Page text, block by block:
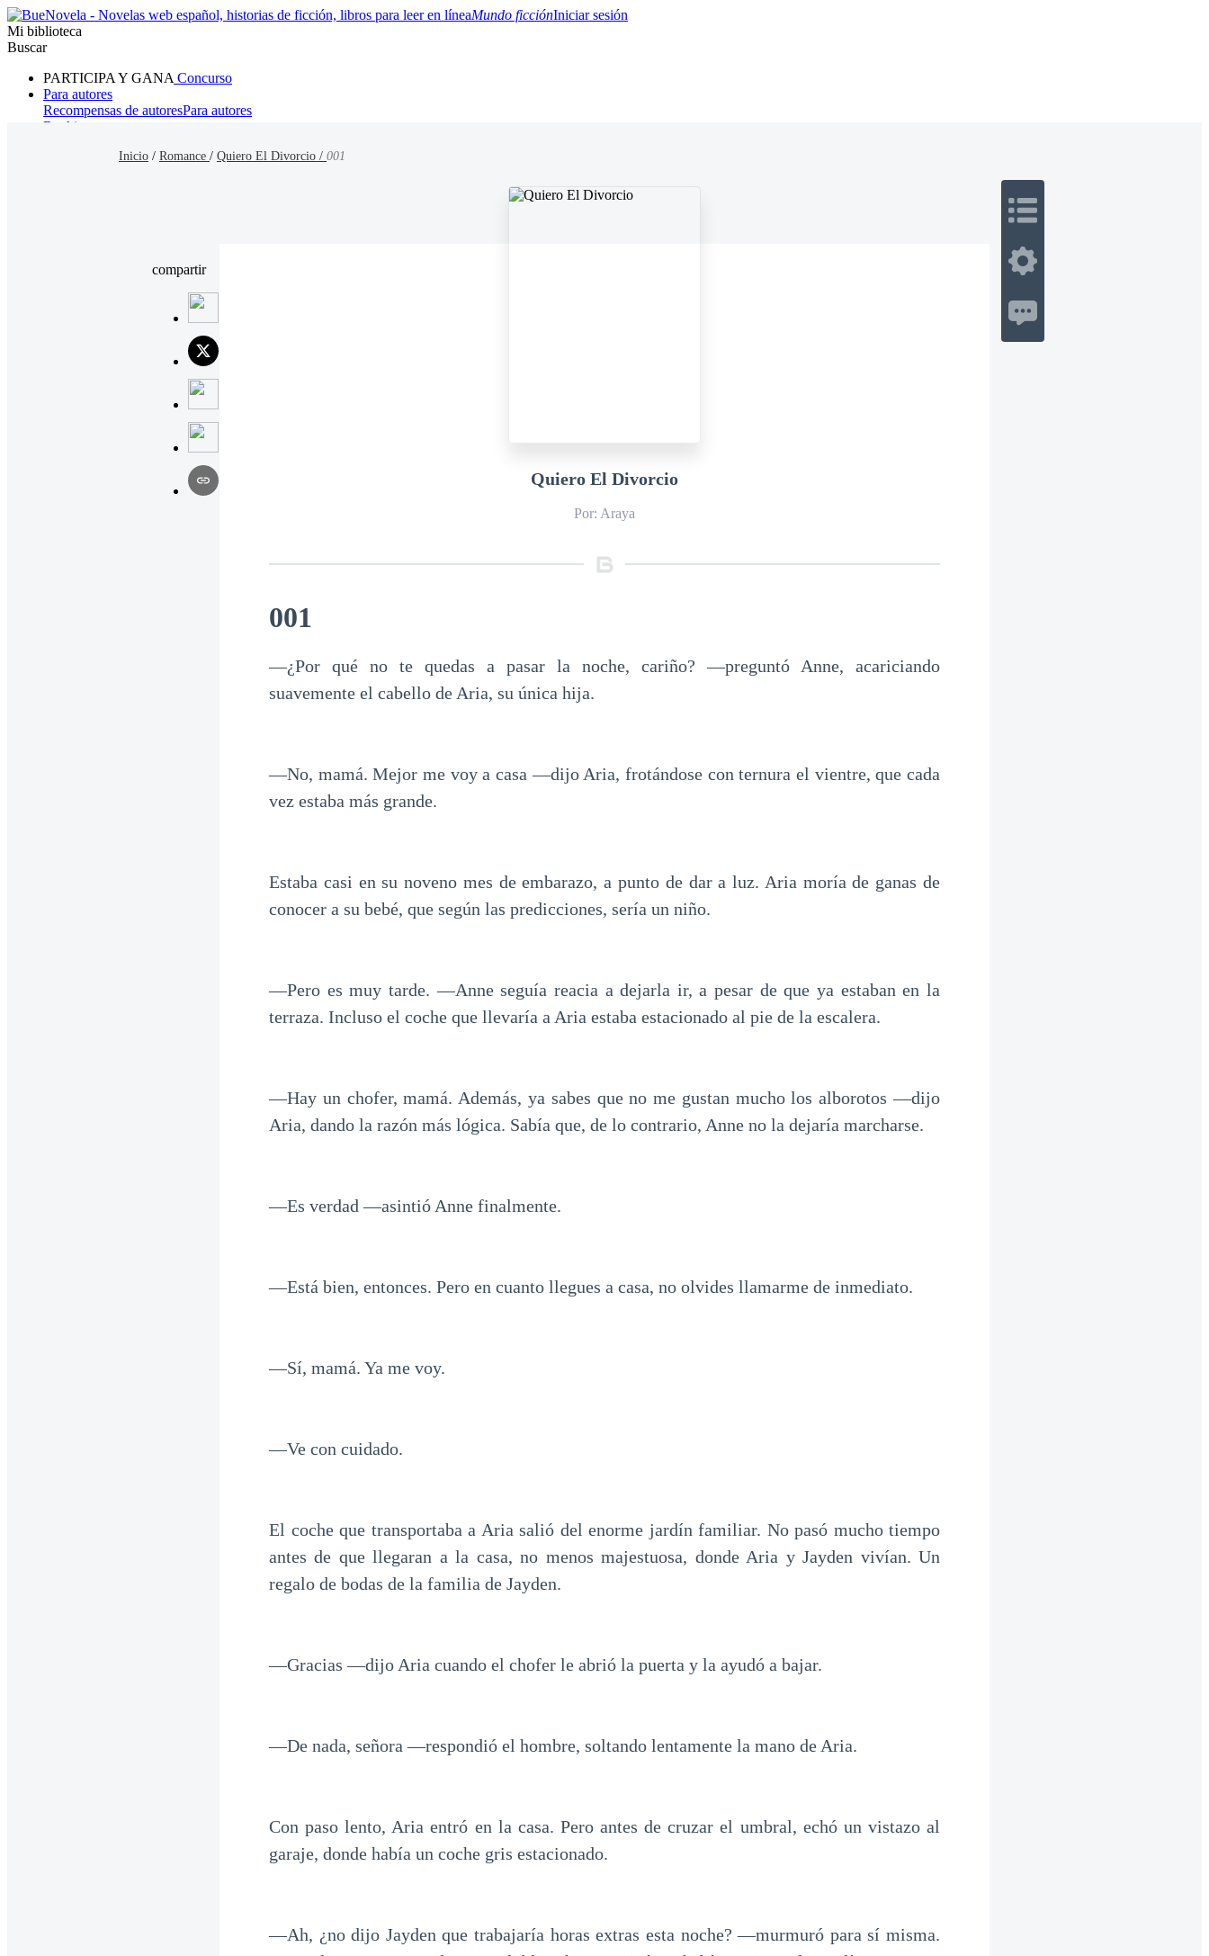
Mundo ficciónIniciar sesión
Mi biblioteca
Buscar
PARTICIPA Y GANA Concurso
Para autores
Recompensas de autoresPara autores
Ranking
ParanormalMisterio/Thriller
Inicio / Romance / Quiero El Divorcio / 001
compartir
Quiero El Divorcio
Por: Araya
001
—¿Por qué no te quedas a pasar la noche, cariño? —preguntó Anne, acariciando
suavemente el cabello de Aria, su única hija.
—No, mamá. Mejor me voy a casa —dijo Aria, frotándose con ternura el vientre, que cada
vez estaba más grande.
Estaba casi en su noveno mes de embarazo, a punto de dar a luz. Aria moría de ganas de
conocer a su bebé, que según las predicciones, sería un niño.
—Pero es muy tarde. —Anne seguía reacia a dejarla ir, a pesar de que ya estaban en la
terraza. Incluso el coche que llevaría a Aria estaba estacionado al pie de la escalera.
—Hay un chofer, mamá. Además, ya sabes que no me gustan mucho los alborotos —dijo
Aria, dando la razón más lógica. Sabía que, de lo contrario, Anne no la dejaría marcharse.
—Es verdad —asintió Anne finalmente.
—Está bien, entonces. Pero en cuanto llegues a casa, no olvides llamarme de inmediato.
—Sí, mamá. Ya me voy.
—Ve con cuidado.
El coche que transportaba a Aria salió del enorme jardín familiar. No pasó mucho tiempo
antes de que llegaran a la casa, no menos majestuosa, donde Aria y Jayden vivían. Un
regalo de bodas de la familia de Jayden.
—Gracias —dijo Aria cuando el chofer le abrió la puerta y la ayudó a bajar.
—De nada, señora —respondió el hombre, soltando lentamente la mano de Aria.
Con paso lento, Aria entró en la casa. Pero antes de cruzar el umbral, echó un vistazo al
garaje, donde había un coche gris estacionado.
—Ah, ¿no dijo Jayden que trabajaría horas extras esta noche? —murmuró para sí misma.